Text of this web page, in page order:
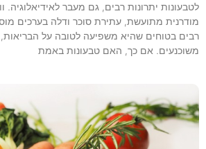
לטבעונות יתרונות רבים, גם מעבר לאידיאלוגיה.
מודרנית מתועשת, עתירת סוכר ודלה בערכים
רבים בטוחים שהיא משפיעה לטובה על
משוכנעים. אם כך, האם טבעונות באמת